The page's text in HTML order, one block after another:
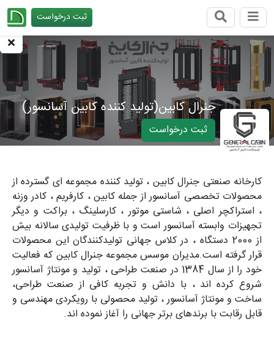
ثبت درخواست
جنرال کابین(تولید کننده کابین آسانسور)
ثبت درخواست
کارخانه صنعتی جنرال کابین ، تولید کننده مجموعه ای گسترده از
محصولات تخصصی آسانسور از جمله کابین ، کارفریم ، کادر وزنه
، استراکچر اصلی ، شاستی موتور ، کارسلینگ ، براکت و دیگر
تجهیزات وابسته آسانسور است و با ظرفیت تولیدی سالانه بیش
از 2000 دستگاه ، در کلاس جهانی تولیدکنندگان این محصولات
قرار گرفته است.مدیران موسس مجموعه جنرال کابین که فعالیت
خود را از سال 1384 در صنعت طراحی ، تولید و مونتاژ آسانسور
شروع کرده اند ، با دانش و تجربه کافی از صنعت طراحی،
ساخت و مونتاژ آسانسور ، تولید محصولی با رویکردی مهندسی و
قابل رقابت با برندهای برتر جهانی را آغاز نموده اند.